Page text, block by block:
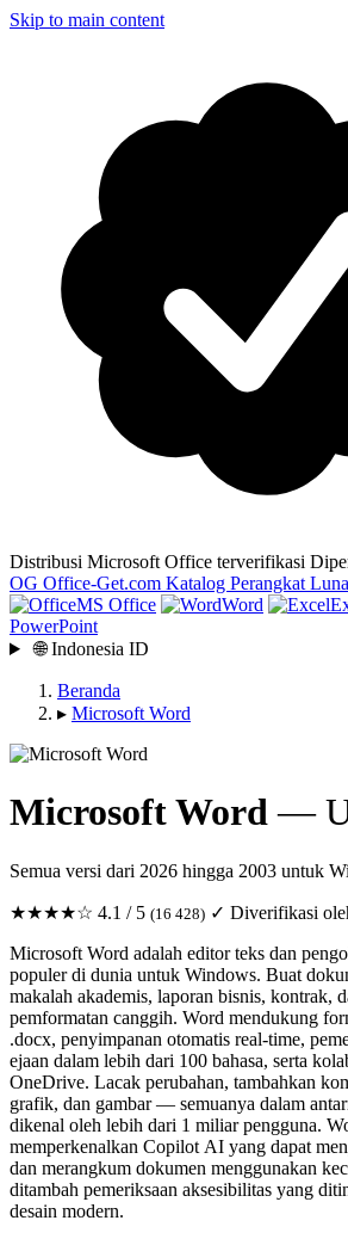
Skip to main content
Distribusi Microsoft Office terverifikasi
OG Office-Get.com Katalog Perangkat
MS Office
Word
PowerPoint
🌐 Indonesia ID
Beranda
▸ Microsoft Word
Microsoft Word—
Semua versi dari 2026 hingga 2003 untuk
★★★★☆ 4.1 / 5 (16 428) ✓ Diverifikasi
Microsoft Word adalah editor teks dan
populer di dunia untuk Windows. Buat
makalah akademis, laporan bisnis, kontrak,
pemformatan canggih. Word mendukung
.docx, penyimpanan otomatis real-time,
ejaan dalam lebih dari 100 bahasa, serta
OneDrive. Lacak perubahan, tambahkan
grafik, dan gambar — semuanya dalam
dikenal oleh lebih dari 1 miliar pengguna.
memperkenalkan Copilot AI yang dapat
dan merangkum dokumen menggunakan
ditambah pemeriksaan aksesibilitas yang
desain modern.